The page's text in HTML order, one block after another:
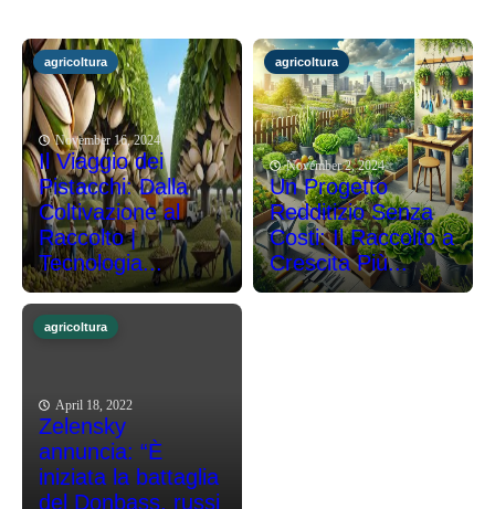
agricoltura
November 16, 2024
Il Viaggio dei
Pistacchi: Dalla
Coltivazione al
Raccolto |
Tecnologia...
agricoltura
November 2, 2024
Un Progetto
Redditizio Senza
Costi: Il Raccolto a
Crescita Più...
agricoltura
April 18, 2022
Zelensky
annuncia: “È
iniziata la battaglia
del Donbass, russi